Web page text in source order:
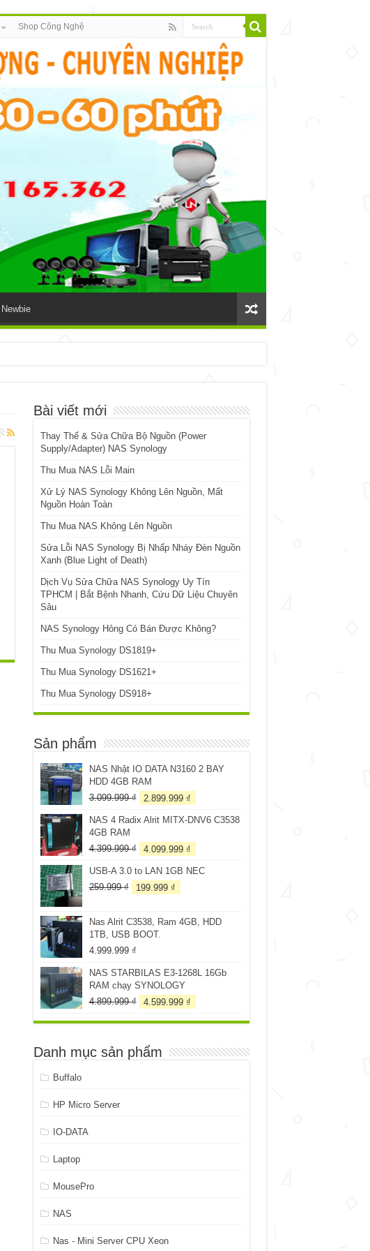
Shop Công Nghệ
Bài viết mới
Thay Thế & Sửa Chữa Bộ Nguồn (Power
Supply/Adapter) NAS Synology
Thu Mua NAS Lỗi Main
Xử Lý NAS Synology Không Lên Nguồn, Mất
Nguồn Hoàn Toàn
Thu Mua NAS Không Lên Nguồn
Sửa Lỗi NAS Synology Bị Nhấp Nháy Đèn Nguồn
Xanh (Blue Light of Death)
Dịch Vụ Sửa Chữa NAS Synology Uy Tín
TPHCM | Bắt Bệnh Nhanh, Cứu Dữ Liệu Chuyên
Sâu
NAS Synology Hỏng Có Bán Được Không?
Thu Mua Synology DS1819+
Thu Mua Synology DS1621+
Thu Mua Synology DS918+
Sản phẩm
NAS Nhật IO DATA N3160 2 BAY
HDD 4GB RAM
3.099.999₫
Giá
là:
2.899.999 ₫
tại
NAS 4 Radix Alrit MITX-DNV6 C3538
4GB RAM
4.399.999₫
Giá
là:
4.399.999 ₫.
4.099.999 ₫
tại
USB-A 3.0 to LAN 1GB NEC
259.999₫
Giá
259.999 ₫.
199.999 ₫
là:
Nas Alrit C3538, Ram 4GB, HDD
1TB, USB BOOT.
4.999.999 ₫
NAS STARBILAS E3-1268L 16Gb
RAM chạy SYNOLOGY
4.899.999₫
Giá
là:
4.599.999 ₫
tại
4.599.999 ₫.
Danh mục sản phẩm
Buffalo
HP Micro Server
IO-DATA
Laptop
MousePro
NAS
Nas - Mini Server CPU Xeon